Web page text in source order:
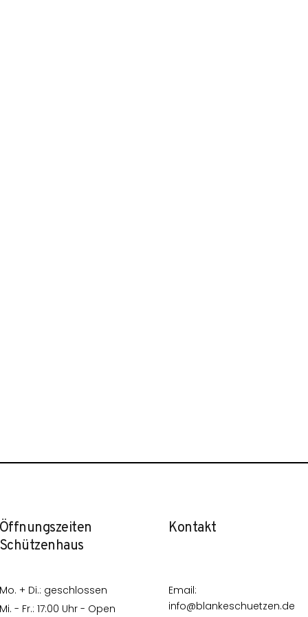
+ Di.: geschlossen
- Fr.: 17:00 Uhr - Open
Kontakt
Email:
info@blankeschuetzen.de